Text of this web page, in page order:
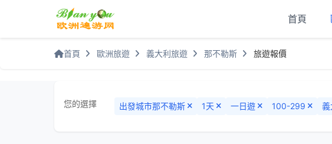
首頁
首頁 歐洲旅遊 義大利旅遊 那不勒斯 旅遊報價
您的選擇 出發城市那不勒斯 1天 一日遊 100-299 義